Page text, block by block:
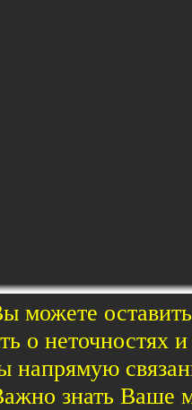
можете
о неточностях
напрямую
знать Ваше